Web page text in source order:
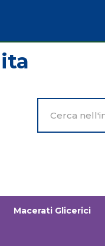
Prodotto
Macerati Glicerici